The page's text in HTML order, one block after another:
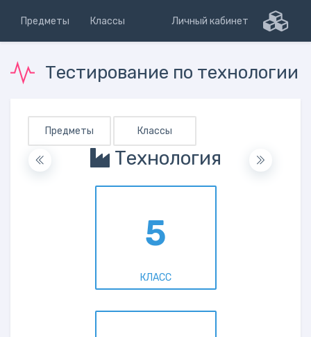
Предметы Классы Личный кабинет
Тестирование по технологии
Предметы Классы
Технология
5
КЛАСС